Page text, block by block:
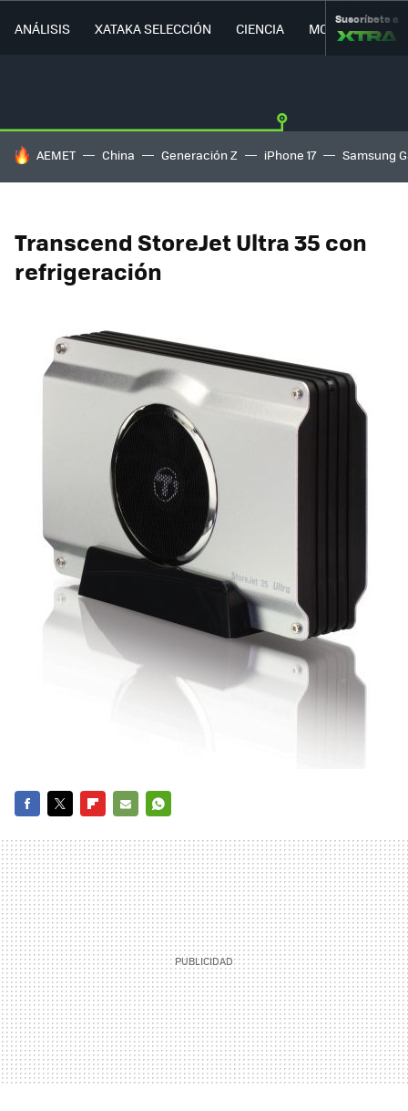
ANÁLISIS XATAKA SELECCIÓN CIENCIA MOVILIDAD
Suscríbete a
HOY SE HABLA DE
AEMET China Generación Z iPhone 17 Samsung
Transcend StoreJet Ultra 35 con
refrigeración
MAIL